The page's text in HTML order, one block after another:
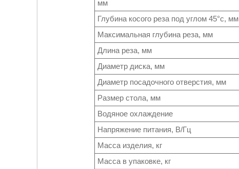
мм
Глубина косого реза под углом 45°с, мм
Максимальная глубина реза, мм
Длина реза, мм
Диаметр диска, мм
Диаметр посадочного отверстия, мм
Размер стола, мм
Водяное охлаждение
Напряжение питания, В/Гц
Масса изделия, кг
Масса в упаковке, кг